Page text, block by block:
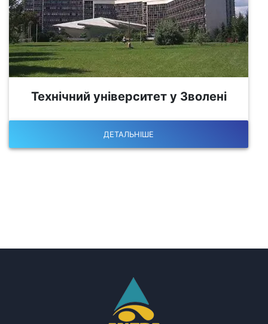
Технічний університет у Зволені
ДЕТАЛЬНІШЕ